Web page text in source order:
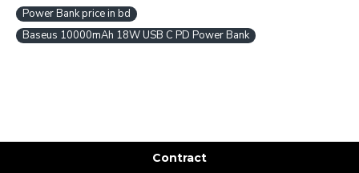
Power Bank price in bd
Baseus 10000mAh 18W USB C PD Power Bank
Contract